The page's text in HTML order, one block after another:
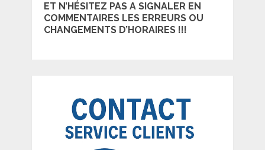
ET N’HÉSITEZ PAS A SIGNALER EN
COMMENTAIRES LES ERREURS OU
CHANGEMENTS D’HORAIRES !!!